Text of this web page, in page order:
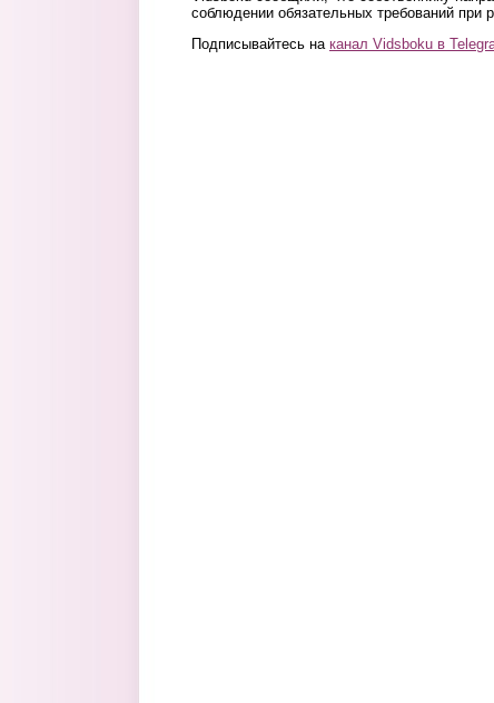
соблюдении обязательных требований при
Подписывайтесь на канал Vidsboku в